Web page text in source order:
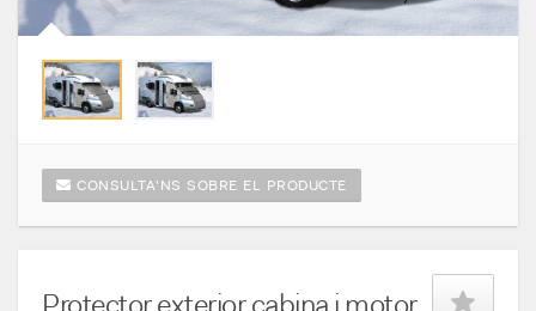
CONSULTA'NS SOBRE EL PRODUCTE